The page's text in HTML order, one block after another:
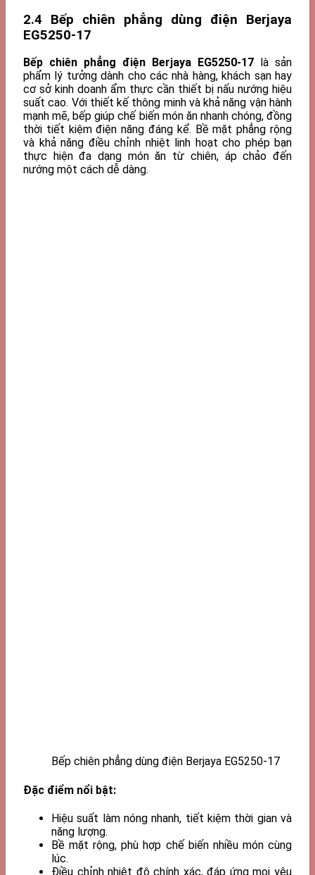
2.4 Bếp chiên phẳng dùng điện Berjaya
EG5250-17
Bếp chiên phẳng điện Berjaya EG5250-17 là sản
phẩm lý tưởng dành cho các nhà hàng, khách sạn hay
cơ sở kinh doanh ẩm thực cần thiết bị nấu nướng hiệu
suất cao. Với thiết kế thông minh và khả năng vận hành
mạnh mẽ, bếp giúp chế biến món ăn nhanh chóng, đồng
thời tiết kiệm điện năng đáng kể. Bề mặt phẳng rộng
và khả năng điều chỉnh nhiệt linh hoạt cho phép bạn
thực hiện đa dạng món ăn từ chiên, áp chảo đến
nướng một cách dễ dàng.
Bếp chiên phẳng dùng điện Berjaya EG5250-17
Đặc điểm nổi bật:
Hiệu suất làm nóng nhanh, tiết kiệm thời gian và
năng lượng.
Bề mặt rộng, phù hợp chế biến nhiều món cùng
lúc.
Điều chỉnh nhiệt độ chính xác, đáp ứng mọi yêu